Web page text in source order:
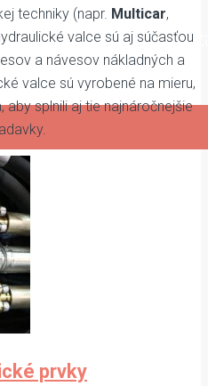
pozície a v prípade
techniky (napr. Multicar,
valce sú aj súčasťou
a návesov nákladných a
valce sú vyrobené na mieru,
splnili aj tie najnáročnejšie
prvky